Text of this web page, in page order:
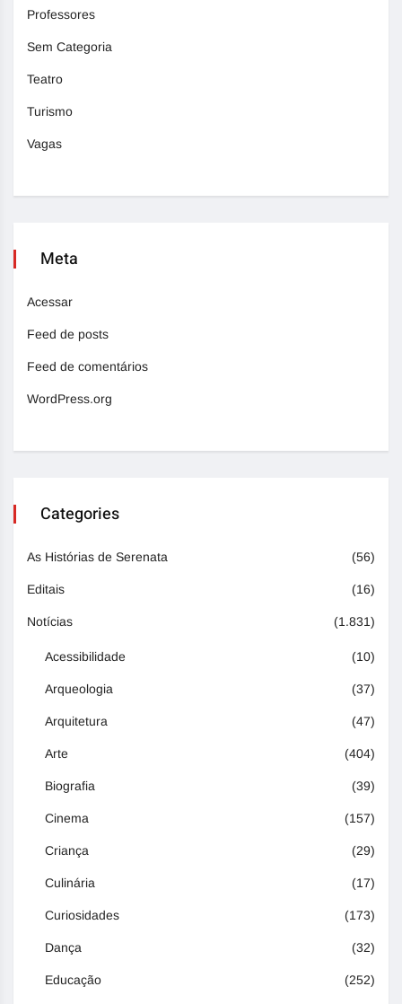
Professores
Sem Categoria
Teatro
Turismo
Vagas
Meta
Acessar
Feed de posts
Feed de comentários
WordPress.org
Categories
As Histórias de Serenata (56)
Editais (16)
Notícias (1.831)
Acessibilidade (10)
Arqueologia (37)
Arquitetura (47)
Arte (404)
Biografia (39)
Cinema (157)
Criança (29)
Culinária (17)
Curiosidades (173)
Dança (32)
Educação (252)